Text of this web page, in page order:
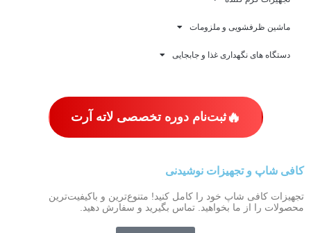
ماشین ظرفشویی و ملزومات
دستگاه های نگهداری غذا و جابجایی
🔥ثبت‌نام دوره تخصصی لاته آرت
کافی شاپ و تجهیزات نوشیدنی
تجهیزات کافی‌ شاپ خود را کامل کنید! متنوع‌ترین و باکیفیت‌ترین
محصولات را از ما بخواهید. تماس بگیرید و سفارش دهید.